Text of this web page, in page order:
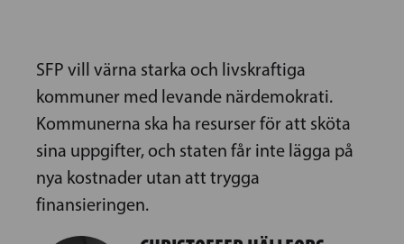
SFP vill värna starka och livskraftiga
kommuner med levande närdemokrati.
Kommunerna ska ha resurser för att sköta
sina uppgifter, och staten får inte lägga på
nya kostnader utan att trygga
finansieringen.